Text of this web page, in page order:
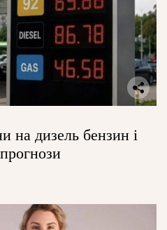
на дизель бензин і